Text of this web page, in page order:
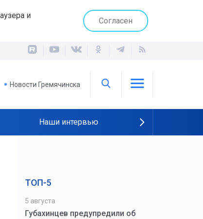
и
Согласен
Новости Гремячинска
Наши интервью
ТОП-5
5 августа
Губахинцев предупредили об